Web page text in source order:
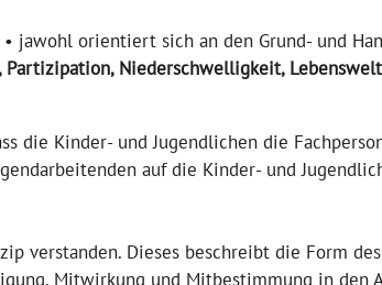
jawohl orientiert sich an den Grund- und
Niederschwelligkeit,
die Kinder- und Jugendlichen die
auf die Kinder- und
verstanden. Dieses beschreibt die Form
Mitwirkung und Mitbestimmung in den